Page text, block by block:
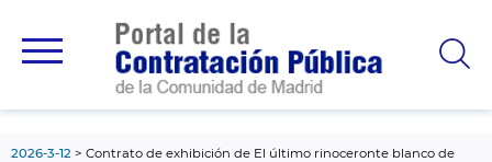
principal
2026-3-12
Contrato de exhibición de El último rinoceronte blanco de